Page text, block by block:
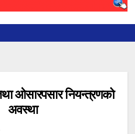
ओसारपसार नियन्त्रणको
अवस्था